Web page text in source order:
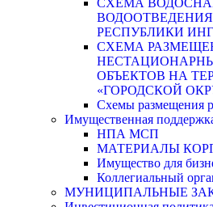
РЕСПУБЛИКИ
СХЕМА
ОБЪЕКТОВ НА
«ГОРОДСКОЙ
Схемы размещения
Имущественная
НПА МСП
МАТЕРИАЛЫ
Имущество для
Коллегиальный
МУНИЦИПАЛЬНЫЕ